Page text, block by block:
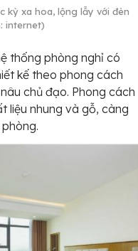
kỳ xa hoa, lộng lẫy với đèn
internet)
thống phòng nghỉ có
kế theo phong cách
chủ đạo. Phong cách
liệu nhung và gỗ, càng